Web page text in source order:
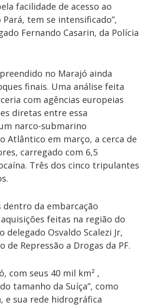
facilidade de acesso ao
tem se intensificado”,
Fernando Casarin, da Polícia
no Marajó ainda
finais. Uma análise feita
com agências europeias
diretas entre essa
narco-submarino
Atlântico em março, a cerca de
carregado com 6,5
Três dos cinco tripulantes
dentro da embarcação
feitas na região do
delegado Osvaldo Scalezi Jr,
de Repressão a Drogas da PF.
com seus 40 mil km² ,
tamanho da Suíça”, como
e sua rede hidrográfica